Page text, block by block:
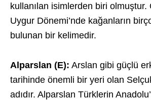
kullanılan isimlerden biri olmuştur.
Uygur Dönemi’nde kağanların
bulunan bir kelimedir.
Alparslan (E): Arslan gibi güçlü
tarihinde önemli bir yeri olan
adıdır. Alparslan Türklerin